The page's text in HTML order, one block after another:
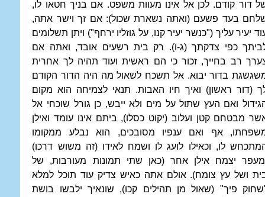
דור קודם. לכן אל אינו מעוות משפט. אם בניך חטאו לו,
בעד פשעם (ואתה נשארת שכול): אם זך וישר אתה,
יעיר עליך ("כנשר יעיר קנו, על גוזליו ירחף") ויתן תשלומים
כפי צדקתך (ג-ו). רק בית רשעים אובד, ואתה אם
רב בחייך, זכור כי הם ראשית ועוד תהיה לך אחרית
בדור יבוא. אל תשכח לשאול מה היה הדור הקודם
(דור ראשון) ואיך חיו האבות. תנאי לצמיחה הוא מקום
ואם העץ שתול על מים ולא ייבש, כן גורל שוכחי אל
מבטחם קטן ועלוב (יקוט כסלו), ביתם אינו עומד ואילן
אף ואם ענפיו מסובכים, הוא נבלע ממקומו
לו, וכאילו לועג לו ושמח לאידו (זה משוש דרכו)
יצמח אילן אחר (כאן שתי תמונות מעורבות, של
ושל עץ צומח). אולם אתה כאיש צדיק עוד תוכל למלא
פיך" (שאול מן תהילים קכו), שונאיך ילבשו בושת